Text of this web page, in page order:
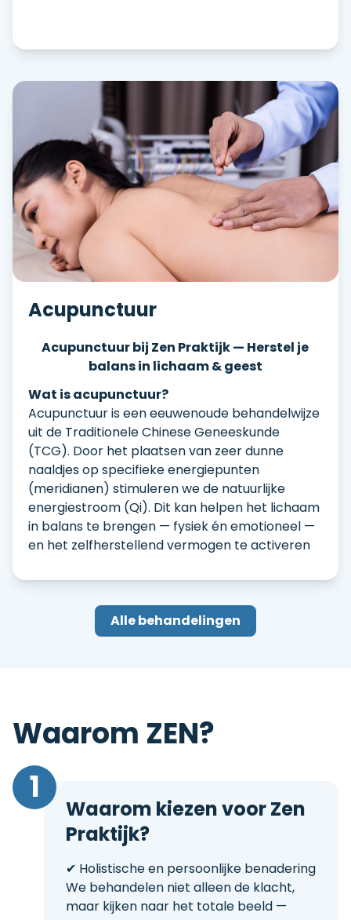
Acupunctuur
Acupunctuur bij Zen Praktijk — Herstel je
balans in lichaam & geest
Wat is acupunctuur?
Acupunctuur is een eeuwenoude behandelwijze
uit de Traditionele Chinese Geneeskunde
(TCG). Door het plaatsen van zeer dunne
naaldjes op specifieke energiepunten
(meridianen) stimuleren we de natuurlijke
energiestroom (Qi). Dit kan helpen het lichaam
in balans te brengen — fysiek én emotioneel —
en het zelfherstellend vermogen te activeren
Alle behandelingen
Waarom ZEN?
1
Waarom kiezen voor Zen
Praktijk?
✔ Holistische en persoonlijke benadering
We behandelen niet alleen de klacht,
maar kijken naar het totale beeld —